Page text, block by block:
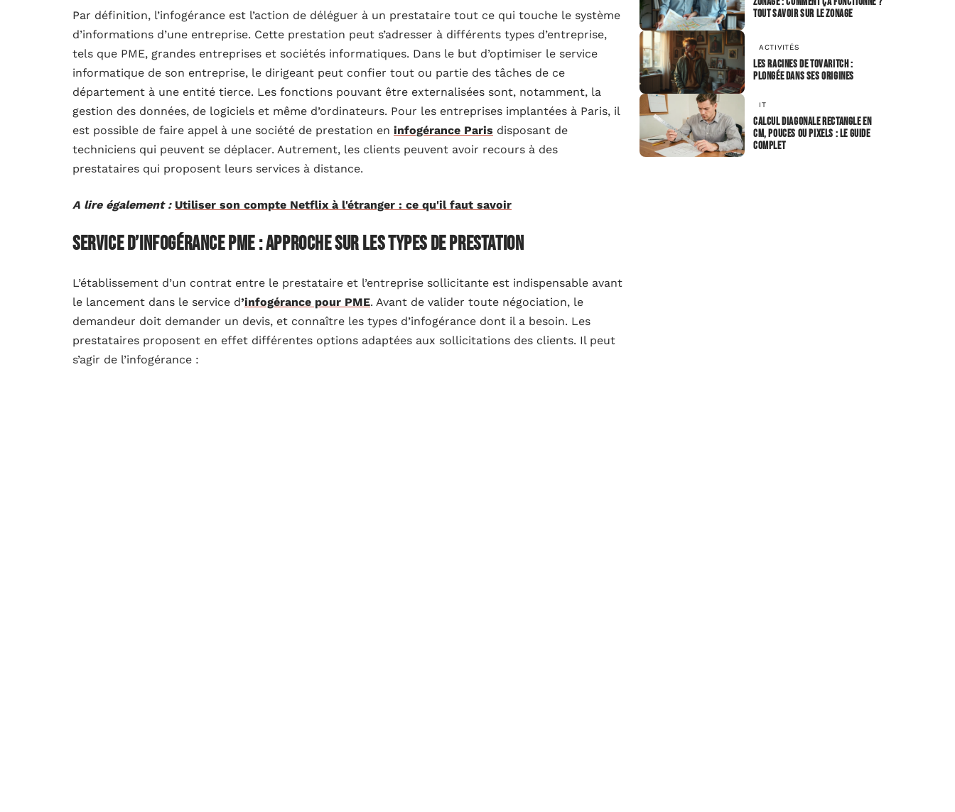
Par définition, l’infogérance est l’action de déléguer à un prestataire tout ce qui touche le système
d’informations d’une entreprise. Cette prestation peut s’adresser à différents types d’entreprise,
tels que PME, grandes entreprises et sociétés informatiques. Dans le but d’optimiser le service
informatique de son entreprise, le dirigeant peut confier tout ou partie des tâches de ce
département à une entité tierce. Les fonctions pouvant être externalisées sont, notamment, la
gestion des données, de logiciels et même d’ordinateurs. Pour les entreprises implantées à Paris, il
est possible de faire appel à une société de prestation en infogérance Paris disposant de
techniciens qui peuvent se déplacer. Autrement, les clients peuvent avoir recours à des
prestataires qui proposent leurs services à distance.
A lire également : Utiliser son compte Netflix à l'étranger : ce qu'il faut savoir
Service d’infogérance PME : approche sur les types de prestation
L’établissement d’un contrat entre le prestataire et l’entreprise sollicitante est indispensable avant
le lancement dans le service d’infogérance pour PME. Avant de valider toute négociation, le
demandeur doit demander un devis, et connaître les types d’infogérance dont il a besoin. Les
prestataires proposent en effet différentes options adaptées aux sollicitations des clients. Il peut
s’agir de l’infogérance :
Tout savoir sur le zonage
ACTIVITÉS
Les racines de Tovaritch :
plongée dans ses origines
IT
Calcul diagonale rectangle en
cm, pouces ou pixels : le guide
complet